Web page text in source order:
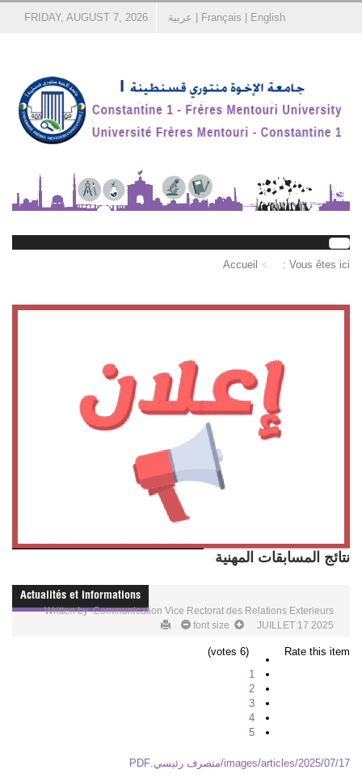
FRIDAY, AUGUST 7, 2026 Français English عربية
Vous êtes ici :
Accueil
نتائج المسابقات المهنية
Actualités et Informations
Written byCommunication Vice Rectorat des Relations Exterieurs
JUILLET 17 2025
font size
Rate this item
1
2
3
4
5
(6 votes)
images/articles/2025/07/17/متصرف رئيسي.PDF